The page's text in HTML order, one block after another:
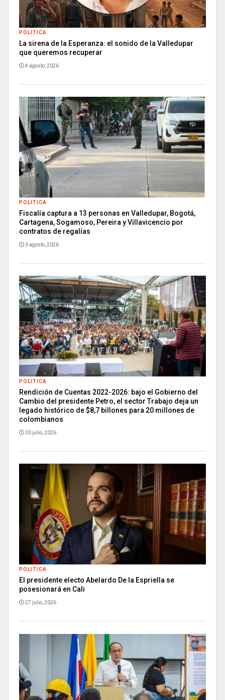
POLITICA
La sirena de la Esperanza: el sonido de la Valledupar
que queremos recuperar
4 agosto, 2026
POLITICA
Fiscalía captura a 13 personas en Valledupar, Bogotá,
Cartagena, Sogamoso, Pereira y Villavicencio por
contratos de regalías
3 agosto, 2026
POLITICA
Rendición de Cuentas 2022-2026: bajo el Gobierno del
Cambio del presidente Petro, el sector Trabajo deja un
legado histórico de $8,7 billones para 20 millones de
colombianos
30 julio, 2026
POLITICA
El presidente electo Abelardo De la Espriella se
posesionará en Cali
27 julio, 2026